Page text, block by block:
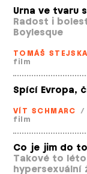
Urna ve tvaru
Radost i
Boylesque
TOMÁŠ
film
Spící Evropa,
VÍT SCHMARC /
film
Co je jim do
Takové to léto
hypersexuální